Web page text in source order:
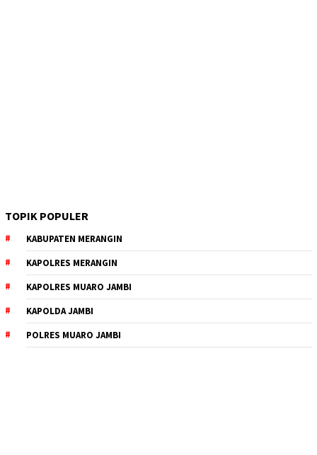
TOPIK POPULER
KABUPATEN MERANGIN
KAPOLRES MERANGIN
KAPOLRES MUARO JAMBI
KAPOLDA JAMBI
POLRES MUARO JAMBI